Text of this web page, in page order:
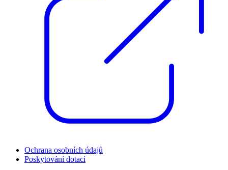
Ochrana osobních údajů
Poskytování dotací